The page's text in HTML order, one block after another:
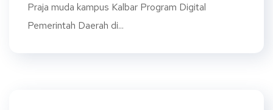
Praja muda kampus Kalbar Program Digital
Pemerintah Daerah di...